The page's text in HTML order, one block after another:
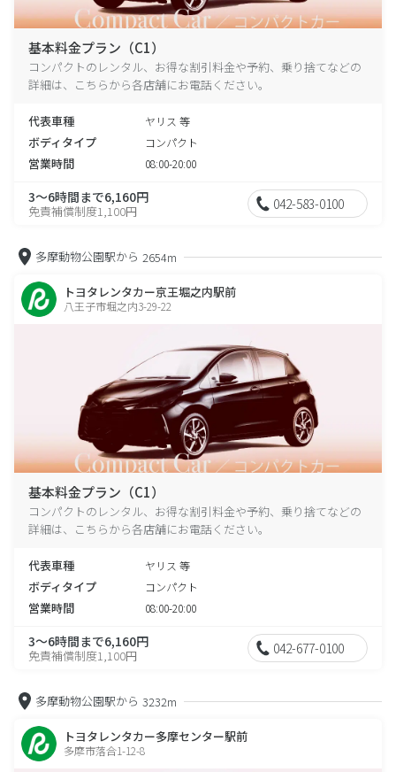
基本料金プラン（C1）
コンパクトのレンタル、お得な割引料金や予約、乗り捨てなどの
詳細は、こちらから各店舗にお電話ください。
代表車種 ヤリス 等
ボディタイプ コンパクト
営業時間 08:00-20:00
3～6時間まで6,160円
免責補償制度1,100円 042-583-0100
多摩動物公園駅から 2654m
トヨタレンタカー京王堀之内駅前
八王子市堀之内3-29-22
基本料金プラン（C1）
コンパクトのレンタル、お得な割引料金や予約、乗り捨てなどの
詳細は、こちらから各店舗にお電話ください。
代表車種 ヤリス 等
ボディタイプ コンパクト
営業時間 08:00-20:00
3～6時間まで6,160円
免責補償制度1,100円 042-677-0100
多摩動物公園駅から 3232m
トヨタレンタカー多摩センター駅前
多摩市落合1-12-8